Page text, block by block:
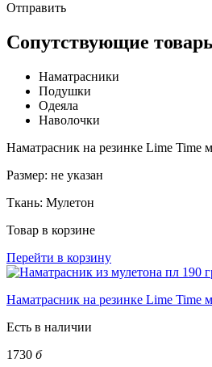
Отправить
Сопутствующие
Наматрасники
Подушки
Одеяла
Наволочки
Наматрасник на резинке Lime Time
Размер: не указан
Ткань: Мулетон
Товар в корзине
Перейти в корзину
Наматрасник на резинке Lime Time
Есть в наличии
1730 б